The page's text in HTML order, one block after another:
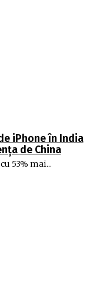
iPhone în India
de China
53% mai...